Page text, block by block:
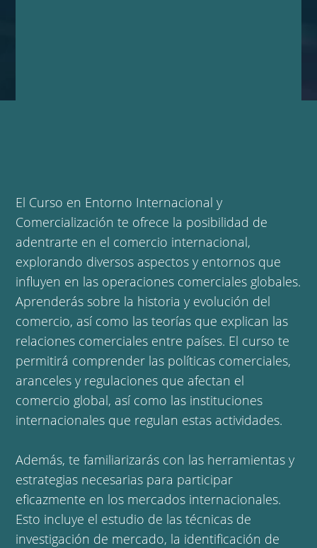
El Curso en Entorno Internacional y
Comercialización te ofrece la posibilidad de
adentrarte en el comercio internacional,
explorando diversos aspectos y entornos que
influyen en las operaciones comerciales globales.
Aprenderás sobre la historia y evolución del
comercio, así como las teorías que explican las
relaciones comerciales entre países. El curso te
permitirá comprender las políticas comerciales,
aranceles y regulaciones que afectan el
comercio global, así como las instituciones
internacionales que regulan estas actividades.
Además, te familiarizarás con las herramientas y
estrategias necesarias para participar
eficazmente en los mercados internacionales.
Esto incluye el estudio de las técnicas de
investigación de mercado, la identificación de